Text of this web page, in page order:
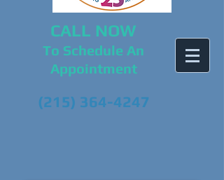
CALL NOW
To Schedule An
Appointment
(215) 364-4247